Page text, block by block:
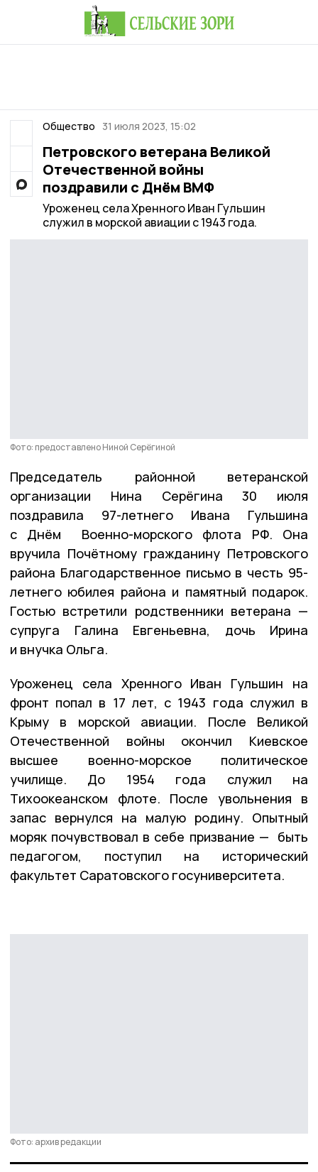
Общество 31 июля 2023, 15:02
Петровского ветерана Великой
Отечественной войны
поздравили с Днём ВМФ
Уроженец села Хренного Иван Гульшин
служил в морской авиации с 1943 года.
Фото: предоставлено Ниной Серёгиной
Председатель районной ветеранской
организации Нина Серёгина 30 июля
поздравила 97-летнего Ивана Гульшина
с Днём Военно-морского флота РФ. Она
вручила Почётному гражданину Петровского
района Благодарственное письмо в честь 95-
летнего юбилея района и памятный подарок.
Гостью встретили родственники ветерана —
супруга Галина Евгеньевна, дочь Ирина
и внучка Ольга.
Уроженец села Хренного Иван Гульшин на
фронт попал в 17 лет, с 1943 года служил в
Крыму в морской авиации. После Великой
Отечественной войны окончил Киевское
высшее военно-морское политическое
училище. До 1954 года служил на
Тихоокеанском флоте. После увольнения в
запас вернулся на малую родину. Опытный
моряк почувствовал в себе призвание — быть
педагогом, поступил на исторический
факультет Саратовского госуниверситета.
Фото: архив редакции